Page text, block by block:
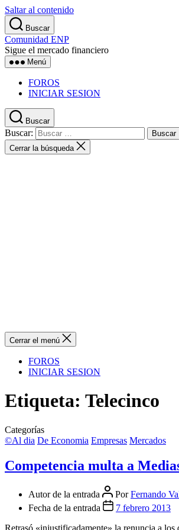
Saltar al contenido
Buscar
Comunidad ENP
Sigue el mercado financiero
Menú
FOROS
INICIAR SESION
Buscar
Buscar:
Cerrar la búsqueda
Cerrar el menú
FOROS
INICIAR SESION
Etiqueta: Telecinco
Categorías
©Al dia De Economia Empresas Mercados
Competencia multa a
Autor de la entrada PorFernando
Fecha de la entrada
7 febrero 2013
Retrasó «injustificadamente» la renuncia a